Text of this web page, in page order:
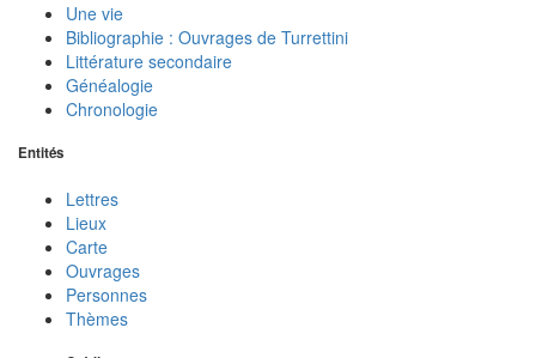
Une vie
Bibliographie : Ouvrages de Turrettini
Littérature secondaire
Généalogie
Chronologie
Entités
Lettres
Lieux
Carte
Ouvrages
Personnes
Thèmes